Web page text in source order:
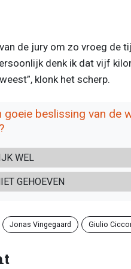
de jury om zo vroeg de
denk ik dat vijf
klonk het scherp.
goeie beslissing van de
WEL
GEHOEVEN
Jonas Vingegaard Giulio